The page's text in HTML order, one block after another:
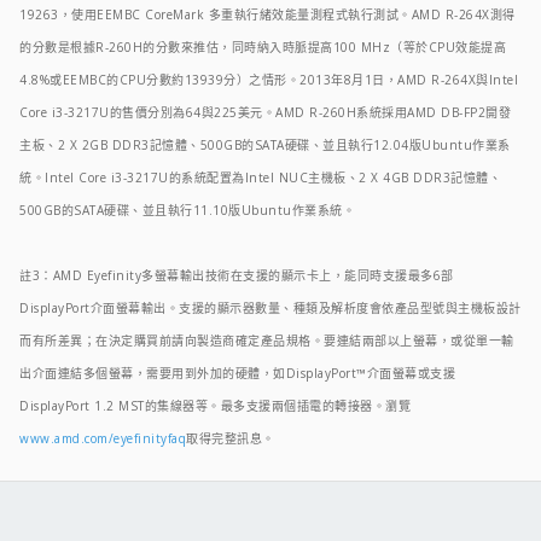
19263，使用EEMBC CoreMark 多重執行緒效能量測程式執行測試。AMD R-264X測得
的分數是根據R-260H的分數來推估，同時納入時脈提高100 MHz（等於CPU效能提高
4.8%或EEMBC的CPU分數約13939分）之情形。2013年8月1日，AMD R-264X與Intel
Core i3-3217U的售價分別為64與225美元。AMD R-260H系統採用AMD DB-FP2開發
主板、2 X 2GB DDR3記憶體、500GB的SATA硬碟、並且執行12.04版Ubuntu作業系
統。Intel Core i3-3217U的系統配置為Intel NUC主機板、2 X 4GB DDR3記憶體、
500GB的SATA硬碟、並且執行11.10版Ubuntu作業系統。
註3：AMD Eyefinity多螢幕輸出技術在支援的顯示卡上，能同時支援最多6部
DisplayPort介面螢幕輸出。支援的顯示器數量、種類及解析度會依產品型號與主機板設計
而有所差異；在決定購買前請向製造商確定產品規格。要連結兩部以上螢幕，或從單一輸
出介面連結多個螢幕，需要用到外加的硬體，如DisplayPort™介面螢幕或支援
DisplayPort 1.2 MST的集線器等。最多支援兩個插電的轉接器。瀏覽
www.amd.com/eyefinityfaq取得完整訊息。